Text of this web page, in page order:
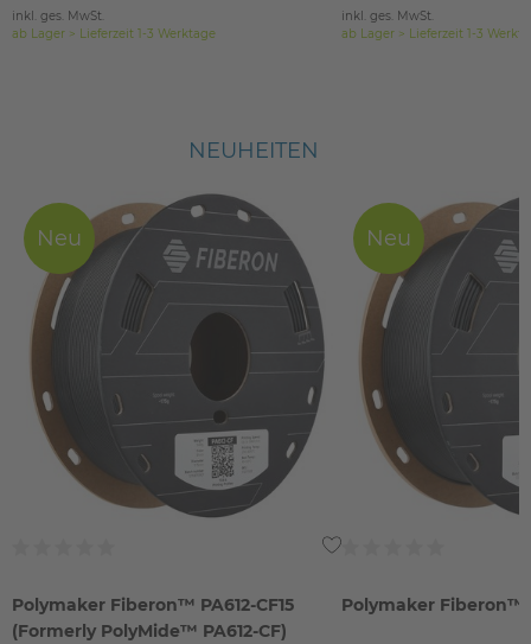
inkl. ges. MwSt.
ab Lager > Lieferzeit 1-3 Werktage
inkl. ges. MwSt.
ab Lager > Lieferzeit 1-3
NEUHEITEN
Neu
Polymaker Fiberon™ PA612-CF15
(Formerly PolyMide™ PA612-CF)
Neu
Polymaker Fiberon™